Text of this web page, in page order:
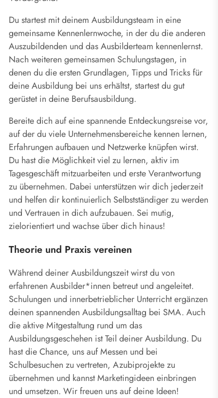
Du startest mit deinem Ausbildungsteam in eine
gemeinsame Kennenlernwoche, in der du die anderen
Auszubildenden und das Ausbilderteam kennenlernst.
Nach weiteren gemeinsamen Schulungstagen, in
denen du die ersten Grundlagen, Tipps und Tricks für
deine Ausbildung bei uns erhältst, startest du gut
gerüstet in deine Berufsausbildung.
Bereite dich auf eine spannende Entdeckungsreise vor,
auf der du viele Unternehmensbereiche kennen lernen,
Erfahrungen aufbauen und Netzwerke knüpfen wirst.
Du hast die Möglichkeit viel zu lernen, aktiv im
Tagesgeschäft mitzuarbeiten und erste Verantwortung
zu übernehmen. Dabei unterstützen wir dich jederzeit
und helfen dir kontinuierlich Selbstständiger zu werden
und Vertrauen in dich aufzubauen. Sei mutig,
zielorientiert und wachse über dich hinaus!
Theorie und Praxis vereinen
Während deiner Ausbildungszeit wirst du von
erfahrenen Ausbilder*innen betreut und angeleitet.
Schulungen und innerbetrieblicher Unterricht ergänzen
deinen spannenden Ausbildungsalltag bei SMA. Auch
die aktive Mitgestaltung rund um das
Ausbildungsgeschehen ist Teil deiner Ausbildung. Du
hast die Chance, uns auf Messen und bei
Schulbesuchen zu vertreten, Azubiprojekte zu
übernehmen und kannst Marketingideen einbringen
und umsetzen. Wir freuen uns auf deine Ideen!